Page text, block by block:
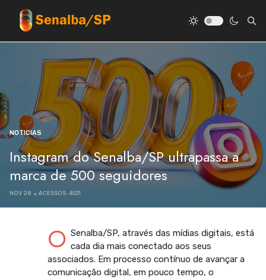
NOTICIAS
Instagram do Senalba/SP ultrapassa a
marca de 500 seguidores
NOV 28 ACESSOS: 4531
O Senalba/SP, através das mídias digitais, está
cada dia mais conectado aos seus
associados. Em processo contínuo de avançar a
comunicação digital, em pouco tempo, o